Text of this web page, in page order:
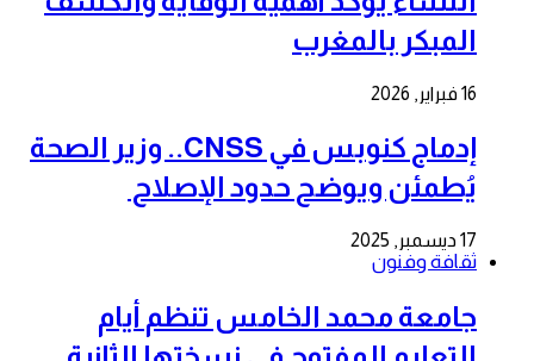
المبكر بالمغرب
16 فبراير, 2026
إدماج كنوبس في CNSS.. وزير الصحة
يُطمئن ويوضح حدود الإصلاح
17 ديسمبر, 2025
ثقافة وفنون
جامعة محمد الخامس تنظم أيام